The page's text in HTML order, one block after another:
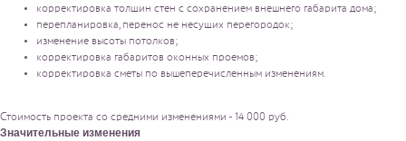
корректировка толщин стен с сохранением внешнего габарита дома;
перепланировка, перенос не несущих перегородок;
изменение высоты потолков;
корректировка габаритов оконных проемов;
корректировка сметы по вышеперечисленным изменениям.
Стоимость проекта со средними изменениями - 14 000 руб.
Значительные изменения